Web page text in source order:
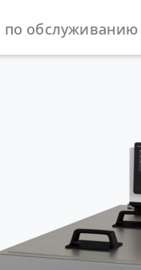
по обслуживанию